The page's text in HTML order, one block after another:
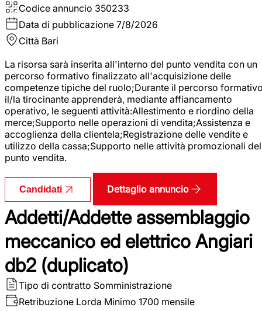
Codice annuncio 350233
Data di pubblicazione 7/8/2026
Città Bari
La risorsa sarà inserita all'interno del punto vendita con un
percorso formativo finalizzato all'acquisizione delle
competenze tipiche del ruolo;Durante il percorso
il/la tirocinante apprenderà, mediante affiancamento
operativo, le seguenti attività:Allestimento e riordino della
merce;Supporto nelle operazioni di vendita;Assistenza e
accoglienza della clientela;Registrazione delle vendite e
utilizzo della cassa;Supporto nelle attività promozionali del
punto vendita.
Candidati Dettaglio annuncio
Addetti/Addette assemblaggio
meccanico ed elettrico Angiari
db2 (duplicato)
Tipo di contratto Somministrazione
Retribuzione Lorda Minimo 1700 mensile